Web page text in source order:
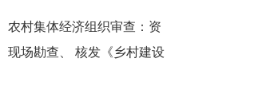
村集体经济组织审查：资
现场勘查、 核发《乡村建设